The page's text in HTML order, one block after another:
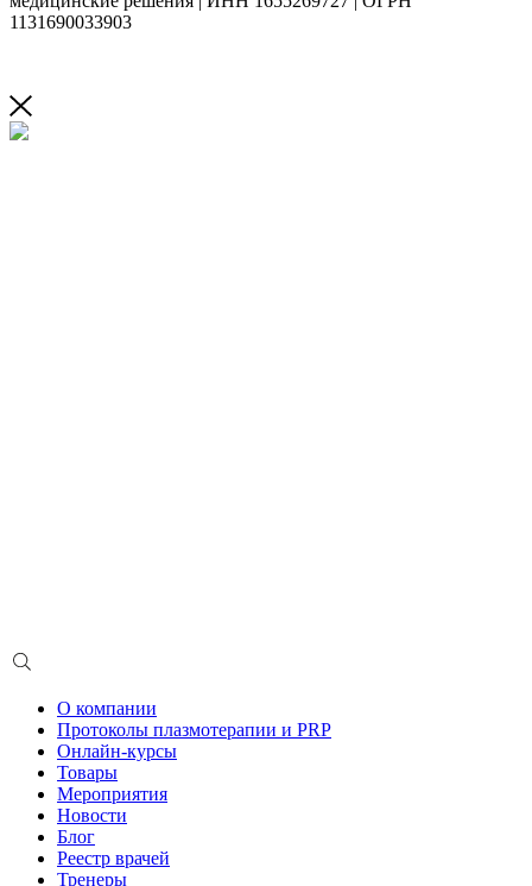
1131690033903
О компании
Протоколы плазмотерапии и PRP
Онлайн-курсы
Товары
Мероприятия
Новости
Блог
Реестр врачей
Тренеры